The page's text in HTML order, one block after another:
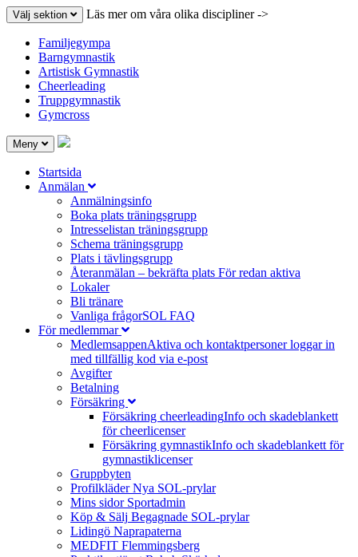
Välj sektion Läs mer om våra olika discipliner ->
Familjegympa
Barngymnastik
Artistisk Gymnastik
Cheerleading
Truppgymnastik
Gymcross
Meny
Startsida
Anmälan
Anmälningsinfo
Boka plats träningsgrupp
Intresselistan träningsgrupp
Schema träningsgrupp
Plats i tävlingsgrupp
Återanmälan – bekräfta plats För redan aktiva
Lokaler
Bli tränare
Vanliga frågorSOL FAQ
För medlemmar
MedlemsappenAktiva och kontaktpersoner loggar in
med tillfällig kod via e-post
Avgifter
Betalning
Försäkring
Försäkring cheerleadingInfo och skadeblankett
för cheerlicenser
Försäkring gymnastikInfo och skadeblankett för
gymnastiklicenser
Gruppbyten
ProfilkläderNya SOL-prylar
Mins sidor Sportadmin
Köp & Sälj Begagnade SOL-prylar
Lidingö Naprapaterna
MEDFIT Flemmingsberg